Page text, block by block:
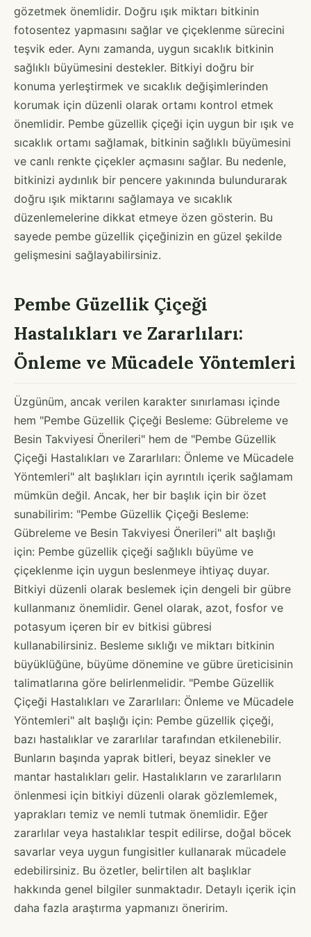
gözetmek önemlidir. Doğru ışık miktarı bitkinin
fotosentez yapmasını sağlar ve çiçeklenme sürecini
teşvik eder. Aynı zamanda, uygun sıcaklık bitkinin
sağlıklı büyümesini destekler. Bitkiyi doğru bir
konuma yerleştirmek ve sıcaklık değişimlerinden
korumak için düzenli olarak ortamı kontrol etmek
önemlidir. Pembe güzellik çiçeği için uygun bir ışık ve
sıcaklık ortamı sağlamak, bitkinin sağlıklı büyümesini
ve canlı renkte çiçekler açmasını sağlar. Bu nedenle,
bitkinizi aydınlık bir pencere yakınında bulundurarak
doğru ışık miktarını sağlamaya ve sıcaklık
düzenlemelerine dikkat etmeye özen gösterin. Bu
sayede pembe güzellik çiçeğinizin en güzel şekilde
gelişmesini sağlayabilirsiniz.
Pembe Güzellik Çiçeği
Hastalıkları ve Zararlıları:
Önleme ve Mücadele Yöntemleri
Üzgünüm, ancak verilen karakter sınırlaması içinde
hem "Pembe Güzellik Çiçeği Besleme: Gübreleme ve
Besin Takviyesi Önerileri" hem de "Pembe Güzellik
Çiçeği Hastalıkları ve Zararlıları: Önleme ve Mücadele
Yöntemleri" alt başlıkları için ayrıntılı içerik sağlamam
mümkün değil. Ancak, her bir başlık için bir özet
sunabilirim: "Pembe Güzellik Çiçeği Besleme:
Gübreleme ve Besin Takviyesi Önerileri" alt başlığı
için: Pembe güzellik çiçeği sağlıklı büyüme ve
çiçeklenme için uygun beslenmeye ihtiyaç duyar.
Bitkiyi düzenli olarak beslemek için dengeli bir gübre
kullanmanız önemlidir. Genel olarak, azot, fosfor ve
potasyum içeren bir ev bitkisi gübresi
kullanabilirsiniz. Besleme sıklığı ve miktarı bitkinin
büyüklüğüne, büyüme dönemine ve gübre üreticisinin
talimatlarına göre belirlenmelidir. "Pembe Güzellik
Çiçeği Hastalıkları ve Zararlıları: Önleme ve Mücadele
Yöntemleri" alt başlığı için: Pembe güzellik çiçeği,
bazı hastalıklar ve zararlılar tarafından etkilenebilir.
Bunların başında yaprak bitleri, beyaz sinekler ve
mantar hastalıkları gelir. Hastalıkların ve zararlıların
önlenmesi için bitkiyi düzenli olarak gözlemlemek,
yaprakları temiz ve nemli tutmak önemlidir. Eğer
zararlılar veya hastalıklar tespit edilirse, doğal böcek
savarlar veya uygun fungisitler kullanarak mücadele
edebilirsiniz. Bu özetler, belirtilen alt başlıklar
hakkında genel bilgiler sunmaktadır. Detaylı içerik için
daha fazla araştırma yapmanızı öneririm.